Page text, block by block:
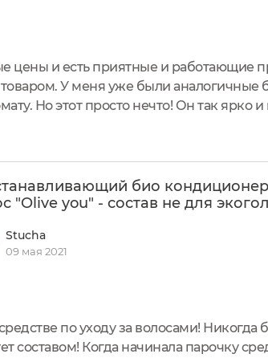
цены и есть приятные и работающие
У меня уже были аналогичные
Но этот просто нечто! Он так ярко
био
"Olive you" - состав не для
Stucha
09 мая 2021
по уходу за волосами! Никогда
составом! Когда начинала парочку